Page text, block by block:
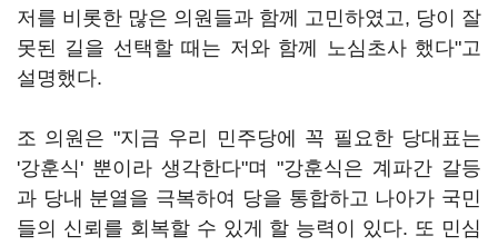
저를 비롯한 많은 의원들과 함께 고민하였고, 당이 잘
못된 길을 선택할 때는 저와 함께 노심초사 했다"고
설명했다.
조 의원은 "지금 우리 민주당에 꼭 필요한 당대표는
'강훈식' 뿐이라 생각한다"며 "강훈식은 계파간 갈등
과 당내 분열을 극복하여 당을 통합하고 나아가 국민
들의 신뢰를 회복할 수 있게 할 능력이 있다. 또 민심